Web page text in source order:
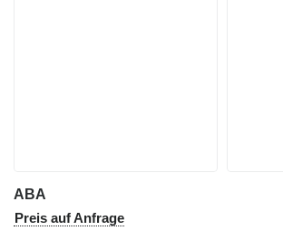
ABA
Preis auf Anfrage